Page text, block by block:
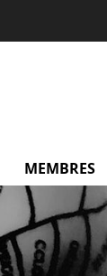
menu Contrats
MEMBRES